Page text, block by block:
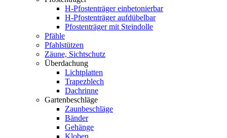
H-Pfostenträger einbetonierbar
H-Pfostenträger aufdübelbar
Pfostenträger mit Steindolle
Pfähle
Pfahlstützen
Zäune, Sichtschutz
Überdachung
Lichtplatten
Trapezblech
Dachrinne
Gartenbeschläge
Zaunbeschläge
Bänder
Gehänge
Kloben